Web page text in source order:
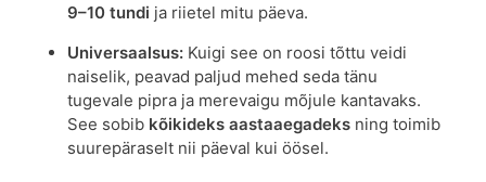
9–10 tundi ja riietel mitu päeva.
Universaalsus:Kuigi see on roosi tõttu veidi
naiselik, peavad paljud mehed seda tänu
tugevale pipra ja merevaigu mõjule kantavaks.
See sobib kõikideks aastaaegadeksning toimib
suurepäraselt nii päeval kui öösel.